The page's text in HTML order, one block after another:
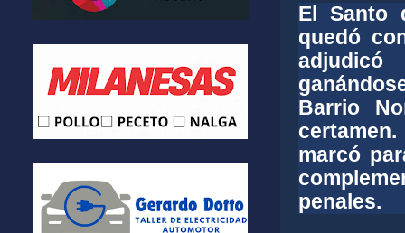
El Santo
quedó
Barrio
marcó
penales.